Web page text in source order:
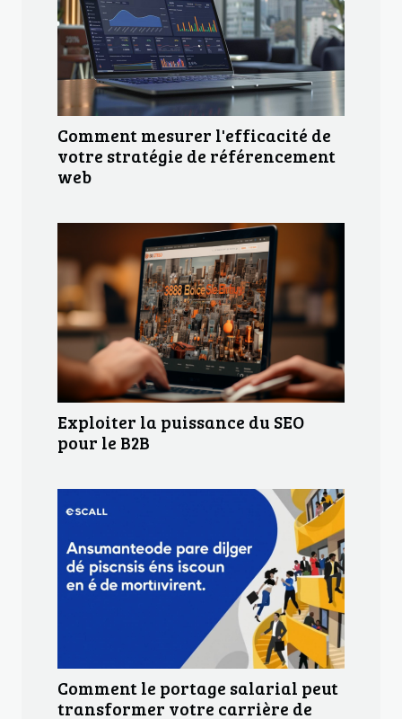
Comment mesurer l'efficacité de
votre stratégie de référencement
web
Exploiter la puissance du SEO
pour le B2B
Comment le portage salarial peut
transformer votre carrière de